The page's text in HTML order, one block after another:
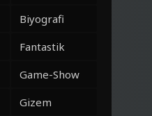
Biyografi
Fantastik
Game-Show
Gizem